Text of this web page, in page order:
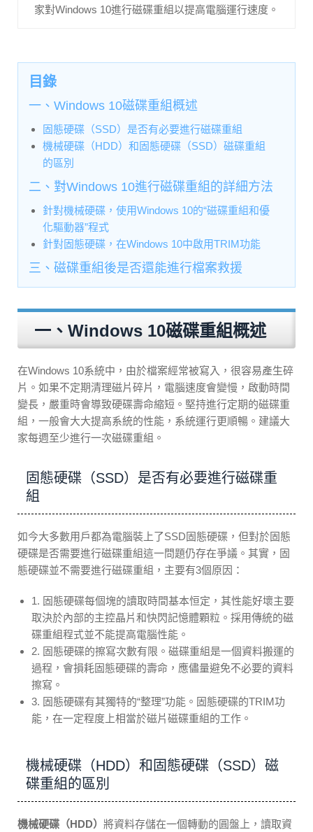
家對Windows 10進行磁碟重組以提高電腦運行速度。
目錄
一、Windows 10磁碟重組概述
固態硬碟（SSD）是否有必要進行磁碟重組
機械硬碟（HDD）和固態硬碟（SSD）磁碟重組
的區別
二、對Windows 10進行磁碟重組的詳細方法
針對機械硬碟，使用Windows 10的“磁碟重組和優
化驅動器”程式
針對固態硬碟，在Windows 10中啟用TRIM功能
三、磁碟重組後是否還能進行檔案救援
一、Windows 10磁碟重組概述
在Windows 10系統中，由於檔案經常被寫入，很容易產生碎
片。如果不定期清理磁片碎片，電腦速度會變慢，啟動時間
變長，嚴重時會導致硬碟壽命縮短。堅持進行定期的磁碟重
組，一般會大大提高系統的性能，系統運行更順暢。建議大
家每週至少進行一次磁碟重組。
固態硬碟（SSD）是否有必要進行磁碟重
組
如今大多數用戶都為電腦裝上了SSD固態硬碟，但對於固態
硬碟是否需要進行磁碟重組這一問題仍存在爭議。其實，固
態硬碟並不需要進行磁碟重組，主要有3個原因：
1. 固態硬碟每個塊的讀取時間基本恒定，其性能好壞主要
取決於內部的主控晶片和快閃記憶體顆粒。採用傳統的磁
碟重組程式並不能提高電腦性能。
2. 固態硬碟的擦寫次數有限。磁碟重組是一個資料搬運的
過程，會損耗固態硬碟的壽命，應儘量避免不必要的資料
擦寫。
3. 固態硬碟有其獨特的“整理”功能。固態硬碟的TRIM功
能，在一定程度上相當於磁片磁碟重組的工作。
機械硬碟（HDD）和固態硬碟（SSD）磁
碟重組的區別
機械硬碟（HDD） 將資料存儲在一個轉動的圓盤上，讀取資